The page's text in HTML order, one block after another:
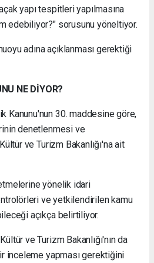
yapı tespitleri yapılmasına
edebiliyor?" sorusunu yöneltiyor.
adına açıklanması gerektiği
NE DİYOR?
Kanunu'nun 30. maddesine göre,
denetlenmesi ve
ve Turizm Bakanlığı'na ait
yönelik idari
ve yetkilendirilen kamu
açıkça belirtiliyor.
ve Turizm Bakanlığı'nın da
inceleme yapması gerektiğini